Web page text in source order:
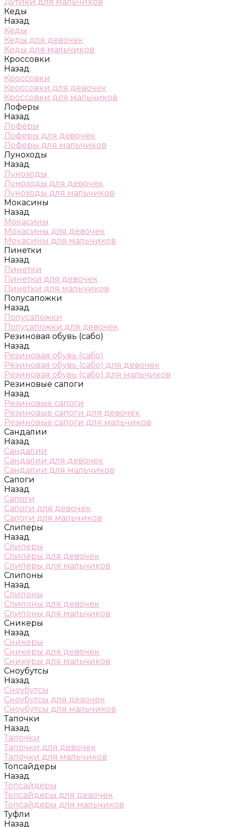
Кеды
Назад
Кеды
Кеды для девочек
Кеды для мальчиков
Кроссовки
Назад
Кроссовки
Кроссовки для девочек
Кроссовки для мальчиков
Лоферы
Назад
Лоферы
Лоферы для девочек
Лоферы для мальчиков
Луноходы
Назад
Луноходы
Луноходы для девочек
Луноходы для мальчиков
Мокасины
Назад
Мокасины
Мокасины для девочек
Мокасины для мальчиков
Пинетки
Назад
Пинетки
Пинетки для девочек
Пинетки для мальчиков
Полусапожки
Назад
Полусапожки
Полусапожки для девочек
Резиновая обувь (сабо)
Назад
Резиновая обувь (сабо)
Резиновая обувь (сабо) для девочек
Резиновая обувь (сабо) для мальчиков
Резиновые сапоги
Назад
Резиновые сапоги
Резиновые сапоги для девочек
Резиновые сапоги для мальчиков
Сандалии
Назад
Сандалии
Сандалии для девочек
Сандалии для мальчиков
Сапоги
Назад
Сапоги
Сапоги для девочек
Сапоги для мальчиков
Слиперы
Назад
Слиперы
Слиперы для девочек
Слиперы для мальчиков
Слипоны
Назад
Слипоны
Слипоны для девочек
Слипоны для мальчиков
Сникеры
Назад
Сникеры
Сникеры для девочек
Сникеры для мальчиков
Сноубутсы
Назад
Сноубутсы
Сноубутсы для девочек
Сноубутсы для мальчиков
Тапочки
Назад
Тапочки
Тапочки для девочек
Тапочки для мальчиков
Топсайдеры
Назад
Топсайдеры
Топсайдеры для девочек
Топсайдеры для мальчиков
Туфли
Назад